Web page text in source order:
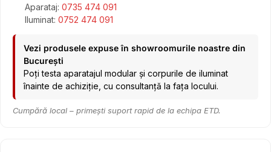
Aparataj: 0735 474 091
Iluminat: 0752 474 091
Vezi produsele expuse în showroomurile noastre din
București
Poți testa aparatajul modular și corpurile de iluminat
înainte de achiziție, cu consultanță la fața locului.
Cumpără local – primești suport rapid de la echipa ETD.